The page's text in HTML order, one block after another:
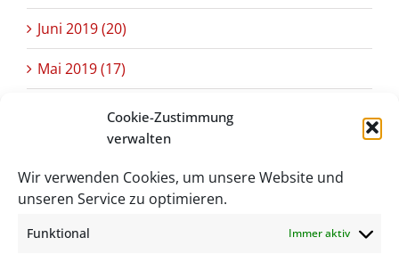
Cookie-Zustimmung
verwalten
Wir verwenden Cookies, um unsere Website und
unseren Service zu optimieren.
Funktional Immer aktiv
Juni 2019 (20)
Mai 2019 (17)
April 2019 (11)
März 2019 (17)
Februar 2019 (13)
Januar 2019 (16)